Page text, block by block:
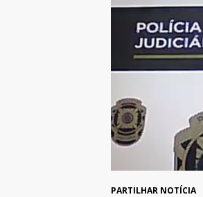
PARTILHAR NOTÍCIA